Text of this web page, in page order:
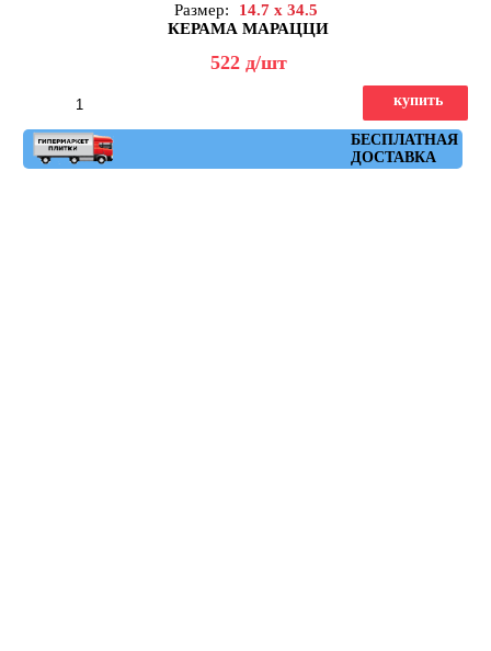
Размер:
14.7 x 34.5
КЕРАМА МАРАЦЦИ
522 д/шт
БЕСПЛАТНАЯ
ДОСТАВКА
купить